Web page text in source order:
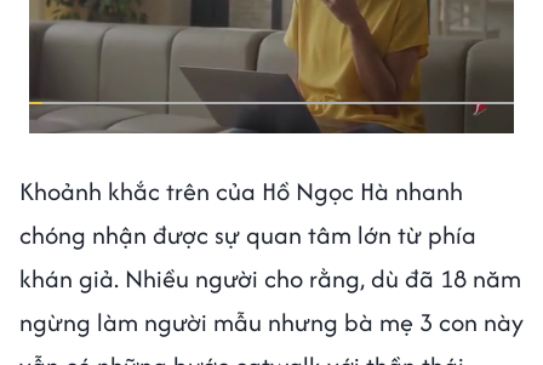
Khoảnh khắc trên của Hồ Ngọc Hà nhanh
chóng nhận được sự quan tâm lớn từ phía
khán giả. Nhiều người cho rằng, dù đã 18 năm
ngừng làm người mẫu nhưng bà mẹ 3 con này